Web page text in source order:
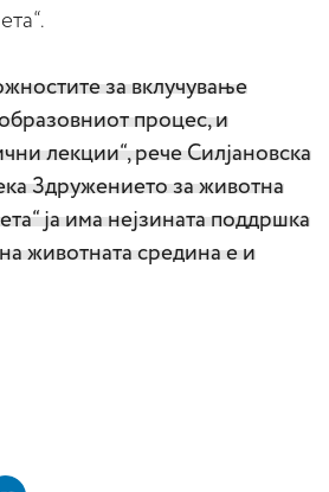
за вклучување
процес, и
лекции“, рече Силјановска
Здружението за животна
ја има нејзината поддршка
животната средина е и